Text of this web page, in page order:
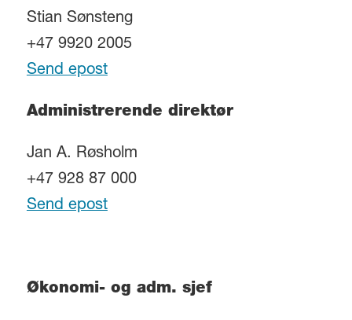
Stian Sønsteng
+47 9920 2005
Send epost
Administrerende direktør
Jan A. Røsholm
+47 928 87 000
Send epost
Økonomi- og adm. sjef